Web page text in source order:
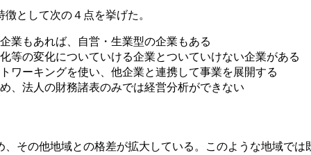
として次の４点を挙げた。
業もあれば、自営・生業型の企業もある
等の変化についていける企業とついていけない企業がある
ワーキングを使い、他企業と連携して事業を展開する
、法人の財務諸表のみでは経営分析ができない
その他地域との格差が拡大している。このような地域で